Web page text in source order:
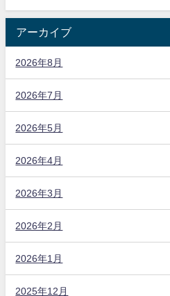
アーカイブ
2026年8月
2026年7月
2026年5月
2026年4月
2026年3月
2026年2月
2026年1月
2025年12月